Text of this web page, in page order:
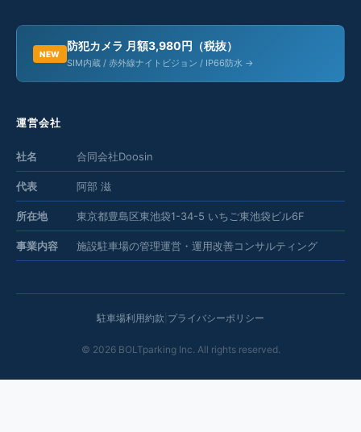
NEW
防犯カメラ 月額3,980円（税抜）
SIM内蔵 / 赤外線ナイトビジョン / IP66防水 →
運営会社
社名 合同会社Doosin
代表 阿部 滋
所在地 東京都豊島区東池袋1-34-5 いちご東池袋ビル6F
事業内容 施設駐車場の管理運営・運用改善コンサルティング
駐車場利用約款 プライバシーポリシー
© 2026BOLTparking Inc. All rights reserved.